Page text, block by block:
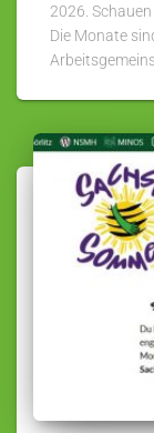
2026.
Die Monate